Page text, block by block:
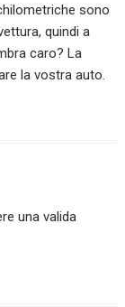
sono
quindi a
caro? La
la vostra auto.
una valida